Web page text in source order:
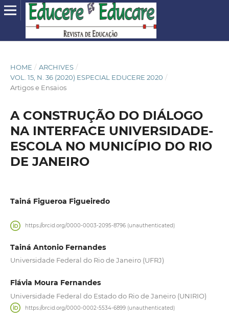
HOME / ARCHIVES /
VOL. 15, N. 36 (2020) ESPECIAL EDUCERE 2020 /
Artigos e Ensaios
A CONSTRUÇÃO DO DIÁLOGO
NA INTERFACE UNIVERSIDADE-
ESCOLA NO MUNICÍPIO DO RIO
DE JANEIRO
Tainá Figueroa Figueiredo
https://orcid.org/0000-0003-2095-8796 (unauthenticated)
Tainá Antonio Fernandes
Universidade Federal do Rio de Janeiro (UFRJ)
Flávia Moura Fernandes
Universidade Federal do Estado do Rio de Janeiro (UNIRIO)
https://orcid.org/0000-0002-5534-6899 (unauthenticated)